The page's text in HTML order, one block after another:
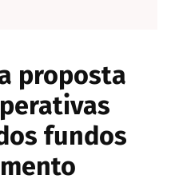
proposta
fundos